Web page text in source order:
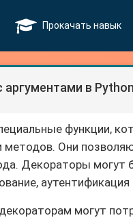
Прокачать навык
в Python
функции,
методов. Они
Декораторы могут
могут